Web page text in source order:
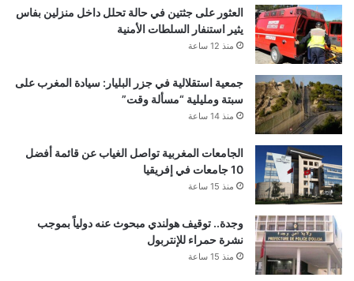
العثور على جثتين في حالة تحلل داخل منزلين بفاس
يثير استنفار السلطات الأمنية
منذ 12 ساعة
جمعية استقلالية في جزر البليار: سيادة المغرب على
سبتة ومليلية “مسألة وقت”
منذ 14 ساعة
الجامعات المغربية تواصل الغياب عن قائمة أفضل
10 جامعات في إفريقيا
منذ 15 ساعة
وجدة.. توقيف هولندي مبحوث عنه دولياً بموجب
نشرة حمراء للإنتربول
منذ 15 ساعة